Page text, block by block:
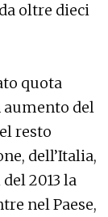
oltre dieci
quota
aumento del
resto
dell’Italia,
2013 la
nel Paese,